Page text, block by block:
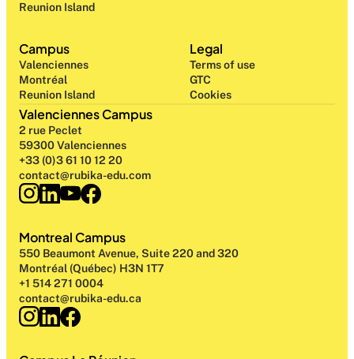
Campus
Valenciennes
Montréal
Reunion Island
Reunion Island
Legal
Terms of use
GTC
Cookies
Valenciennes Campus
2 rue Peclet
59300 Valenciennes
+33 (0)3 61 10 12 20
contact@rubika-edu.com
Montreal Campus
550 Beaumont Avenue, Suite 220 and 320
Montréal (Québec) H3N 1T7
+1 514 271 0004
contact@rubika-edu.ca